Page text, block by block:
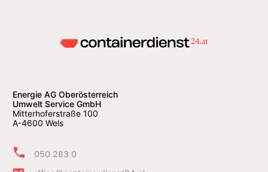
Energie AG Oberösterreich
Umwelt Service GmbH
Mitterhoferstraße 100
A-4600 Wels
050 283 0